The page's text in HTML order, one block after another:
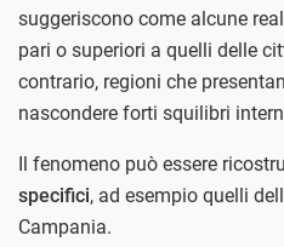
suggeriscono come alcune
pari o superiori a quelli delle
contrario, regioni che
nascondere forti squilibri
Il fenomeno può essere
specifici, ad esempio quelli
Campania.